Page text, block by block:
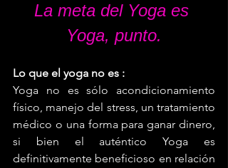
La meta del Yoga es
Yoga, punto.
Lo que el yoga no es :
Yoga no es sólo acondicionamiento
físico, manejo del stress, un tratamiento
médico o una forma para ganar dinero,
si bien el auténtico Yoga es
definitivamente beneficioso en relación